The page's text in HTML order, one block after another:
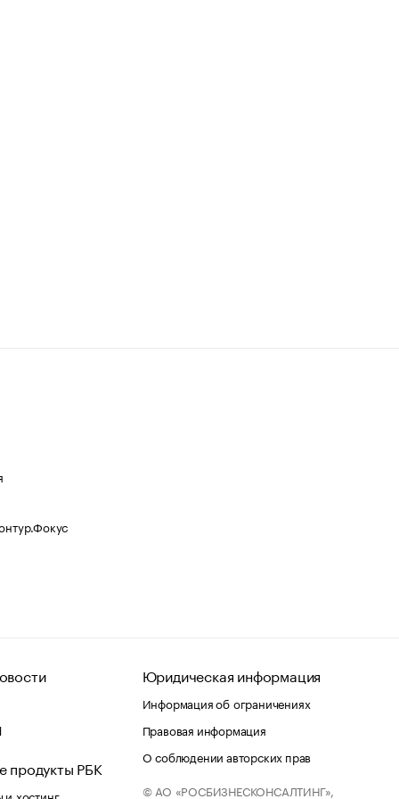
продукты РБК
хостинг
Юридическая информация
Информация об ограничениях
Правовая информация
О соблюдении авторских прав
© АО «РОСБИЗНЕСКОНСАЛТИНГ»,